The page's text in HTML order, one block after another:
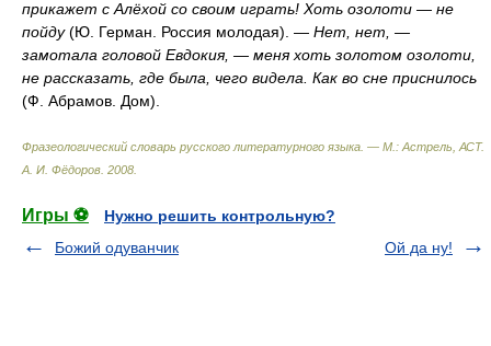
прикажет с Алёхой со своим играть! Хоть озолоти — не
пойду(Ю. Герман. Россия молодая). — Нет, нет, —
замотала головой Евдокия, — меня хоть золотом озолоти,
не рассказать, где была, чего видела. Как во сне приснилось
(Ф. Абрамов. Дом).
Фразеологический словарь русского литературного языка. — М.: Астрель, АСТ.
А. И. Фёдоров 2008
Игры ⚽
Нужно решить контрольную?
Божий одуванчик
Ой да ну!